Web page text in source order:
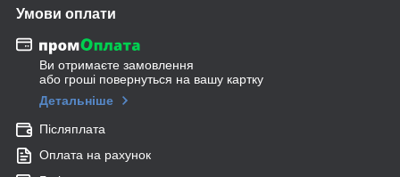
Умови оплати
Ви отримаєте замовлення
або гроші повернуться на вашу картку
Детальніше
Післяплата
Оплата на рахунок